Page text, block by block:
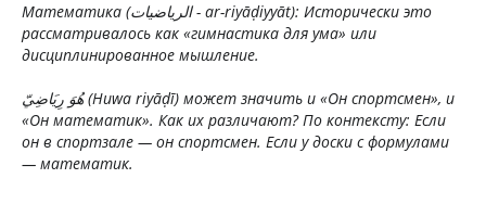
Математика (الرياضيات - ar-riyāḍiyyāt): Исторически это
рассматривалось как «гимнастика для ума» или
дисциплинированное мышление.
هُوَ رِيَاضِيّ (Huwa riyāḍī) может значить и «Он спортсмен», и
«Он математик». Как их различают? По контексту: Если
он в спортзале — он спортсмен. Если у доски с формулами
— математик.